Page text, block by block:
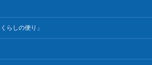
らしの便り」